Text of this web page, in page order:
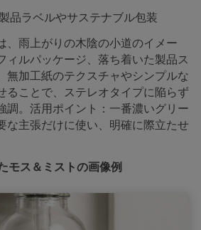
品ラベルやサステナブル包装
、雨上がりの木陰の小道のイメー
ィルパッケージ、落ち着いた製品ス
無加工紙のテクスチャやシンプルな
ることで、ステレオタイプに陥らず
調。活用ポイント：一番濃いグリー
な主張だけに使い、明確に際立たせ
モス＆ミストの画像例